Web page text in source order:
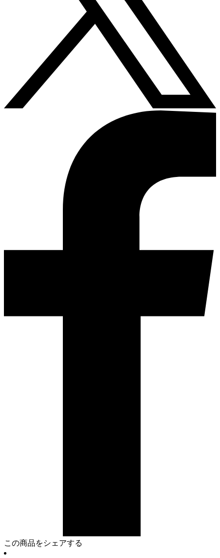
この商品をシェアする